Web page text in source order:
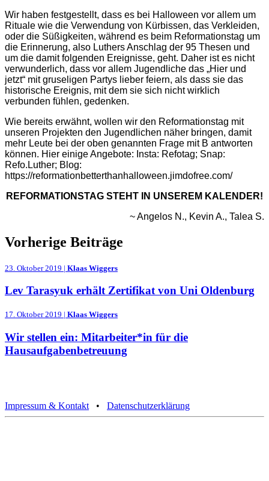
Wir haben festgestellt, dass es bei Halloween vor allem um
Rituale wie die Verwendung von Kürbissen, das Verkleiden,
oder die Süßigkeiten, während es beim Reformationstag um
die Erinnerung, also Luthers Anschlag der 95 Thesen und
um die damit folgenden Ereignisse, geht. Daher ist es nicht
verwunderlich, dass vor allem Jugendliche das „Hier und
jetzt“ mit gruseligen Partys lieber feiern, als dass sie das
historische Ereignis, mit dem sie sich nicht wirklich
verbunden fühlen, gedenken.
Wie bereits erwähnt, wollen wir den Reformationstag mit
unseren Projekten den Jugendlichen näher bringen, damit
mehr Leute bei der oben genannten Frage mit B antworten
können. Hier einige Angebote: Insta: Refotag; Snap:
Refo.Luther; Blog:
https://reformationbetterthanhalloween.jimdofree.com/
REFORMATIONSTAG STEHT IN UNSEREM KALENDER!
~ Angelos N., Kevin A., Talea S.
Vorherige Beiträge
23. Oktober 2019 | Klaas Wiggers
Lev Tarasyuk erhält Zertifikat von Uni Oldenburg
17. Oktober 2019 | Klaas Wiggers
Wir stellen ein: Mitarbeiter*in für die
Hausaufgabenbetreuung
Impressum & Kontakt • Datenschutzerklärung